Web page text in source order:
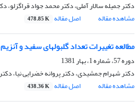
دکتر جمیله سالار آملی، دکتر محمد جواد
مشاهده مقاله
اصل مقاله 478.85 K
مطالعه تغییرات تعداد گلبولهای سفید و
دوره 57، شماره 1، بهار 1381
دکتر شهرام جمشیدی، دکتر پروانه خضرایی نیا،
مشاهده مقاله
اصل مقاله 438.36 K